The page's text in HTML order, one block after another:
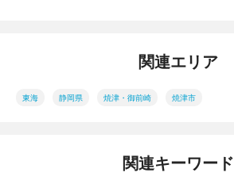
関連エリア
東海 静岡県 焼津・御前崎 焼津市
関連キーワード